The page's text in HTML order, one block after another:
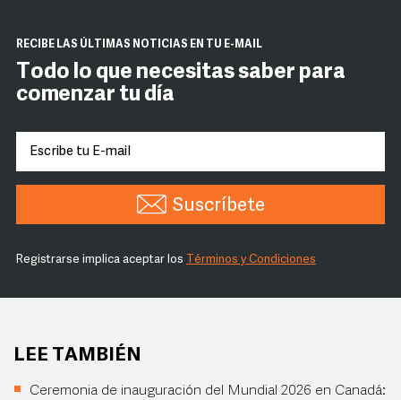
RECIBE LAS ÚLTIMAS NOTICIAS EN TU E-MAIL
Todo lo que necesitas saber para
comenzar tu día
Suscríbete
Registrarse implica aceptar los Términos y Condiciones
LEE TAMBIÉN
Ceremonia de inauguración del Mundial 2026 en Canadá: